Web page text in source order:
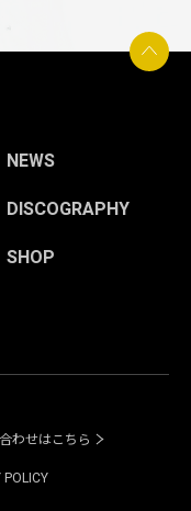
NEWS
DISCOGRAPHY
SHOP
わせはこちら